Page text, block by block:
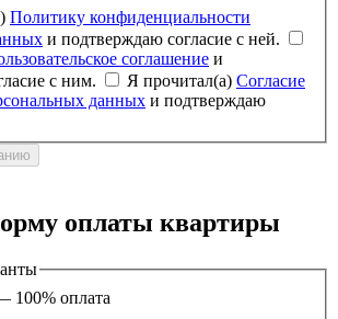
Политику конфиденциальности
и подтверждаю согласие с ней.
соглашение
с ним.
Я прочитал(а) Согласие
данных
оплаты квартиры
100% оплата